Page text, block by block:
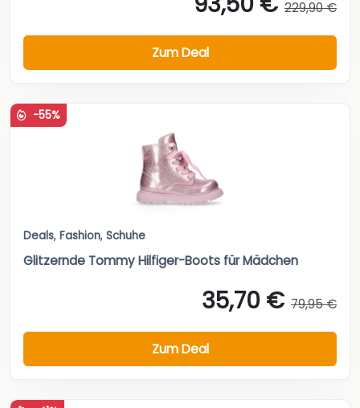
229,90 €
Zum Deal
-55%
Deals, Fashion, Schuhe
Glitzernde Tommy Hilfiger-Boots für Mädchen
35,70 € 79,95 €
Zum Deal